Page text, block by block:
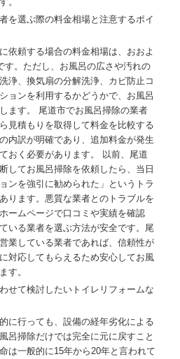
を選ぶ際の料金相場と注意するポイ
依頼する場合の料金相場は、おおよ
す。ただし、お風呂の広さや汚れの
浄、換気扇の分解洗浄、カビ防止コ
ョンを利用するかどうかで、お風呂
ます。 尾道市でお風呂掃除の業者
見積もりを取得して料金を比較する
内訳が明確であり、追加料金が発生
おく必要があります。 以前、尾道
してお風呂掃除を依頼したら、当日
ンを強引に勧められた」というトラ
ります。悪質な業者とのトラブルを
ームページで口コミや実績を確認
いる業者を選ぶ方法が安全です。尾
業している業者であれば、信頼性が
対応してもらえるため安心してお風
す。
せて検討したいトイレリフォームな
に行っても、設備の経年劣化による
呂掃除だけでは完全に元に戻すこと
は一般的に15年から20年と言われて